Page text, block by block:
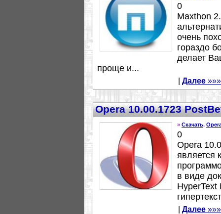
0
Maxthon
очень
гораздо
делает
проще и...
Далее »»»
Opera 10.00.1723
» Скачать,
0
Opera
является
в виде
HyperText
Далее »»»